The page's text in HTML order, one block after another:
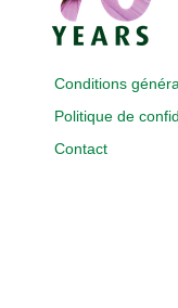
Conditions
Politique de
Contact